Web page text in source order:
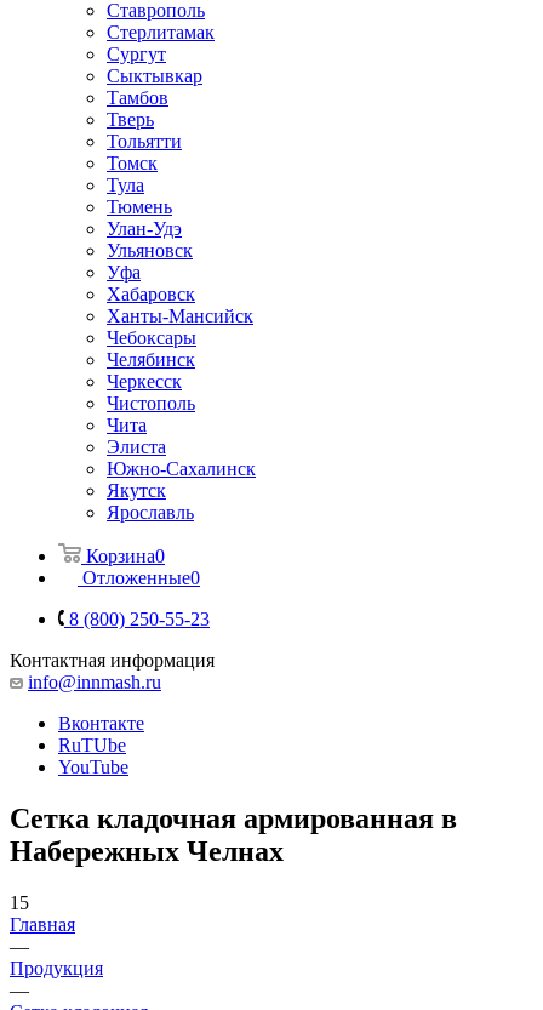
Ставрополь
Стерлитамак
Сургут
Сыктывкар
Тамбов
Тверь
Тольятти
Томск
Тула
Тюмень
Улан-Удэ
Ульяновск
Уфа
Хабаровск
Ханты-Мансийск
Чебоксары
Челябинск
Черкесск
Чистополь
Чита
Элиста
Южно-Сахалинск
Якутск
Ярославль
Корзина0
Отложенные0
8 (800) 250-55-23
Контактная информация
info@innmash.ru
Вконтакте
RuTUbe
YouTube
Сетка кладочная армированная в
Набережных Челнах
15
Главная
—
Продукция
—